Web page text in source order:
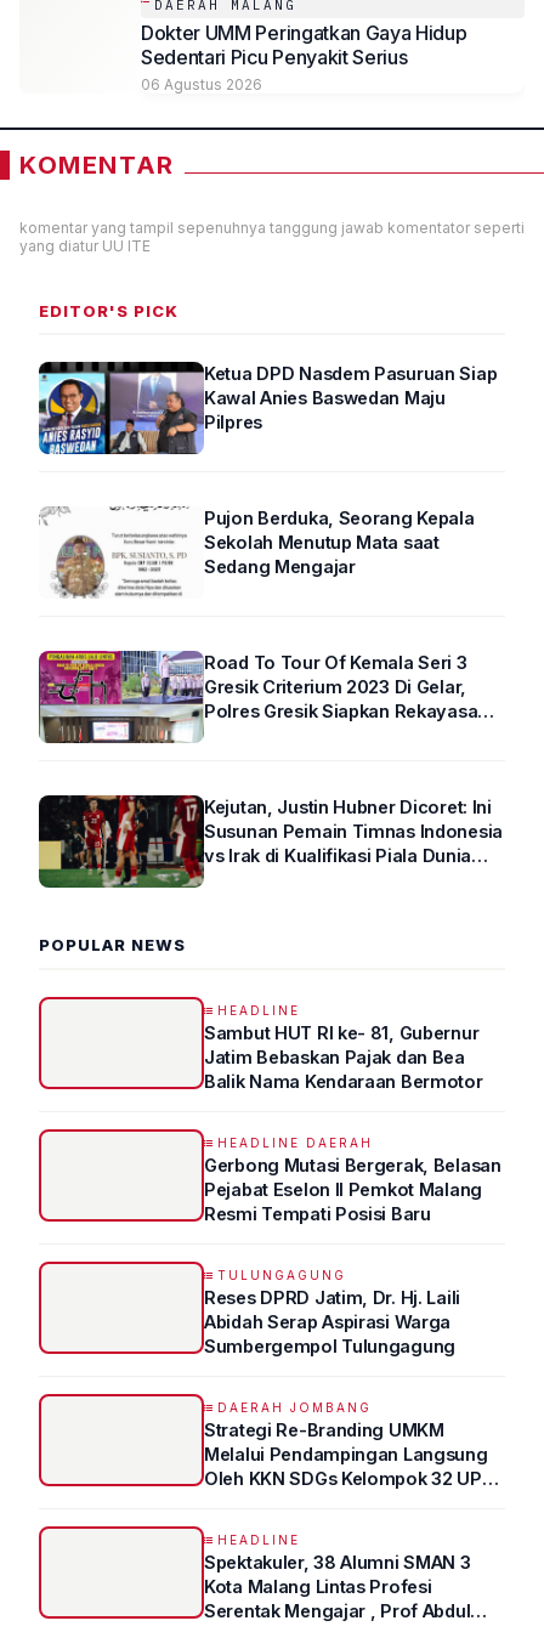
DAERAH MALANG
Dokter UMM Peringatkan Gaya Hidup
Sedentari Picu Penyakit Serius
06 Agustus 2026
KOMENTAR
komentar yang tampil sepenuhnya tanggung jawab komentator seperti
yang diatur UU ITE
EDITOR'S PICK
Ketua DPD Nasdem Pasuruan Siap
Kawal Anies Baswedan Maju
Pilpres
Pujon Berduka, Seorang Kepala
Sekolah Menutup Mata saat
Sedang Mengajar
Road To Tour Of Kemala Seri 3
Gresik Criterium 2023 Di Gelar,
Polres Gresik Siapkan Rekayasa
Kejutan, Justin Hubner Dicoret: Ini
Susunan Pemain Timnas Indonesia
vs Irak di Kualifikasi Piala Dunia
POPULAR NEWS
HEADLINE
Sambut HUT RI ke- 81, Gubernur
Jatim Bebaskan Pajak dan Bea
Balik Nama Kendaraan Bermotor
HEADLINE DAERAH
Gerbong Mutasi Bergerak, Belasan
Pejabat Eselon II Pemkot Malang
Resmi Tempati Posisi Baru
TULUNGAGUNG
Reses DPRD Jatim, Dr. Hj. Laili
Abidah Serap Aspirasi Warga
Sumbergempol Tulungagung
DAERAH JOMBANG
Strategi Re-Branding UMKM
Melalui Pendampingan Langsung
Oleh KKN SDGs Kelompok 32 UPN
HEADLINE
Spektakuler, 38 Alumni SMAN 3
Kota Malang Lintas Profesi
Serentak Mengajar , Prof Abdul